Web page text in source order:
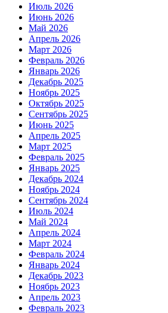
Июль 2026
Июнь 2026
Май 2026
Апрель 2026
Март 2026
Февраль 2026
Январь 2026
Декабрь 2025
Ноябрь 2025
Октябрь 2025
Сентябрь 2025
Июнь 2025
Апрель 2025
Март 2025
Февраль 2025
Январь 2025
Декабрь 2024
Ноябрь 2024
Сентябрь 2024
Июль 2024
Май 2024
Апрель 2024
Март 2024
Февраль 2024
Январь 2024
Декабрь 2023
Ноябрь 2023
Апрель 2023
Февраль 2023